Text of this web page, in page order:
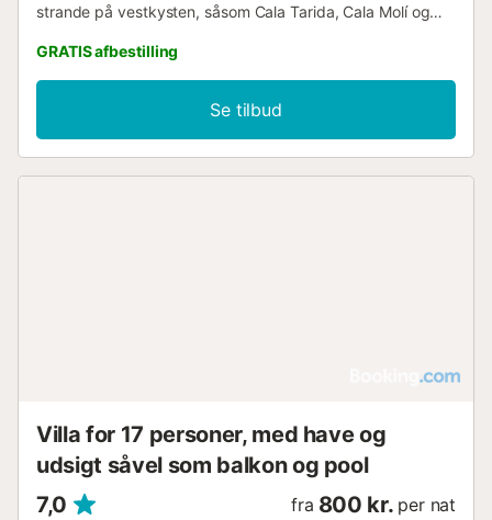
strande på vestkysten, såsom Cala Tarida, Cala Molí og
landligt område, med udsigt over landskabet, haverne og
med udsigt over havet og solnedgangen. Indkvarteringen
er fordelt på 2 niveauer, der ikke er forbundet med
hinanden, med i alt 5 værelser med aircondition. * Fester er
ikke tilladt på ejendommen, og der må ikke spilles musik
GRATIS afbestilling
Se tilbud
Villa for 17 personer, med have og
udsigt såvel som balkon og pool
7,0
fra 800 kr. per nat